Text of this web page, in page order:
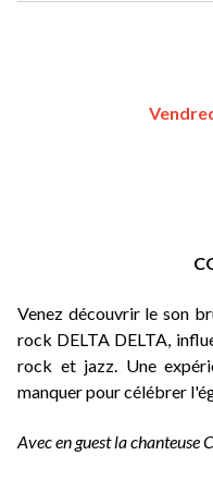
Venez découvrir le son
rock DELTA DELTA,
rock et jazz. Une
manquer pour célébrer
Avec en guest la chanteuse